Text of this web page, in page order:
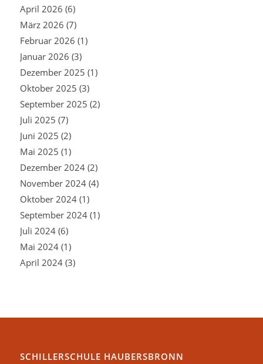
April 2026 (6)
März 2026 (7)
Februar 2026 (1)
Januar 2026 (3)
Dezember 2025 (1)
Oktober 2025 (3)
September 2025 (2)
Juli 2025 (7)
Juni 2025 (2)
Mai 2025 (1)
Dezember 2024(2)
November 2024(4)
Oktober 2024(1)
September 2024(1)
Juli 2024(6)
Mai 2024(1)
April 2024(3)
SCHILLERSCHULE HAUBERSBRONN